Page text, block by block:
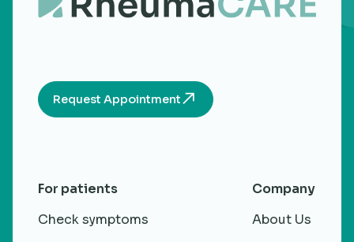
Request Appointment
For patients
Check symptoms
Company
About Us